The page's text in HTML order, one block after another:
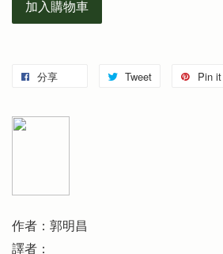
加入購物車
分享 Tweet Pin it
作者：郭明昌
譯者：